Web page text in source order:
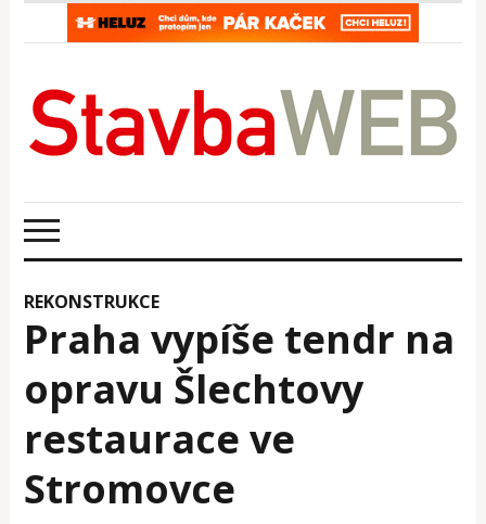
REKONSTRUKCE
Praha vypíše tendr na
opravu Šlechtovy
restaurace ve
Stromovce